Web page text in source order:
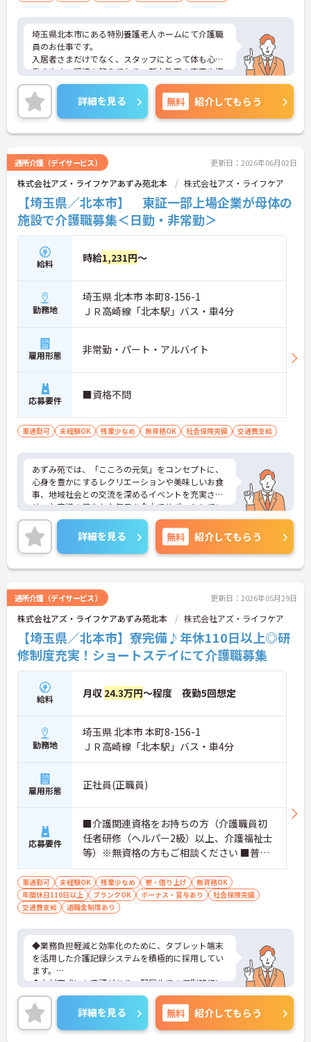
埼玉県北本市にある特別養護老人ホームにて介護職
員のお仕事です。
入居者さまだけでなく、スタッフにとって体も心も
働きやすい環境を整えており、新人教育の充実や資
格取得のサポートにも力を入れています。
ご興味ある方には、面接対策ポイントなど、さらに
詳細をお話しいたしますのでお気軽にご相談くださ
い。
詳細を見る 無料 紹介してもらう
通所介護（デイサービス） 更新日：2026年06月02日
株式会社アズ・ライフケアあずみ苑北本 株式会社アズ・ライフケア
【埼玉県／北本市】 東証一部上場企業が母体の
施設で介護職募集＜日勤・非常勤＞
給料 時給1,231円～
勤務地
埼玉県 北本市 本町8-156-1
ＪＲ高崎線「北本駅」バス・車4分
雇用形態 非常勤・パート・アルバイト
応募要件 ■資格不問
車通勤可 未経験OK 残業少なめ 無資格OK 社会保険完備 交通費支給
あずみ苑では、「こころの元気」をコンセプトに、
心身を豊かにするレクリエーションや美味しいお食
事、地域社会との交流を深めるイベントを充実さ
せ、お客様の健やかな毎日を全力でサポートしてい
ます。
「職員のはたらきやすい職場づくり」にも力をいれ
ており、ワークライフバランスを大切にしていま
す。福利厚生も充実しており、長く安心して働いて
おりスキルアップも目指せます。ご興味のある方は
是非お気軽にお問い合わせください。
詳細を見る 無料 紹介してもらう
通所介護（デイサービス） 更新日：2026年05月29日
株式会社アズ・ライフケアあずみ苑北本 株式会社アズ・ライフケア
【埼玉県／北本市】寮完備♪年休110日以上◎研
修制度充実！ショートステイにて介護職募集
給料 月収 24.3万円～程度 夜勤5回想定
勤務地
埼玉県 北本市 本町8-156-1
ＪＲ高崎線「北本駅」バス・車4分
雇用形態 正社員(正職員)
応募要件
■介護関連資格をお持ちの方（介護職員初
任者研修（ヘルパー2級）以上、介護福祉士
等）※無資格の方もご相談ください ■普通
自動車第一種運転免許歓迎 ※夜勤対応必須
（配属サービスに関わらず、介護職正社員
は夜勤シフトに入る可能性があります）
車通勤可 未経験OK 残業少なめ 寮・借り上げ
無資格OK
年間休日110日以上
ブランクOK ボーナス・賞与あり
社会保険完備
交通費支給
退職金制度あり
◆業務負担軽減と効率化のために、タブレット端末
を活用した介護記録システムを積極的に採用してい
ます。
◆人材育成にも定評があり、配属先での個別研修に
加え、本部主導の集合研修やeラーニングシステムな
ど、未経験からでも着実にスキルアップできる教育
体制が整っています
◆育児・介護支援制度も充実しており、育児休暇取
詳細を見る 無料 紹介してもらう